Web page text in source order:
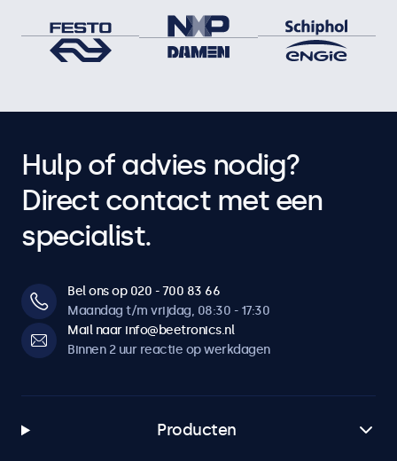
Hulp of advies nodig?
Direct contact met een
specialist.
Bel ons op 020 - 700 83 66
Maandag t/m vrijdag, 08:30 - 17:30
Mail naar info@beetronics.nl
Binnen 2 uur reactie op werkdagen
Producten